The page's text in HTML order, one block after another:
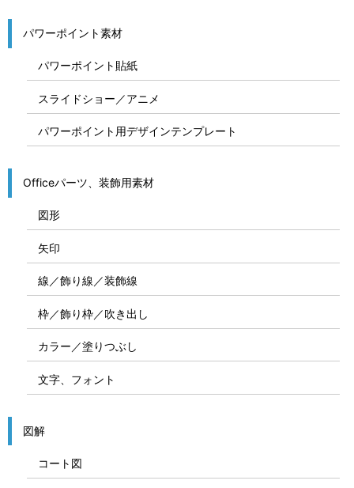
パワーポイント素材
パワーポイント貼紙
スライドショー／アニメ
パワーポイント用デザインテンプレート
Officeパーツ、装飾用素材
図形
矢印
線／飾り線／装飾線
枠／飾り枠／吹き出し
カラー／塗りつぶし
文字、フォント
図解
コート図